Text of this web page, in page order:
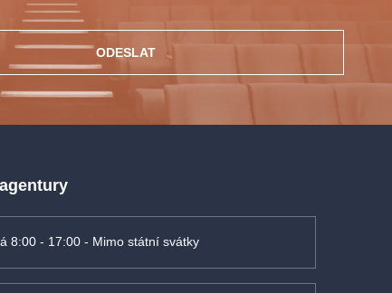
ODESLAT
8:00 - 17:00 - Mimo státní svátky